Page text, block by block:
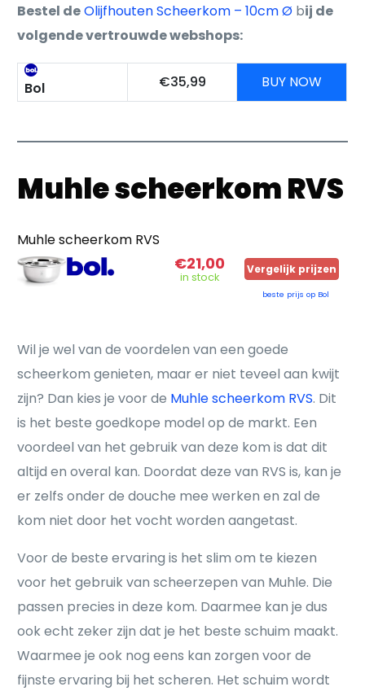
Bestel deOlijfhouten Scheerkom – 10cm Ø bij de
volgende vertrouwde webshops:
Bol €35,99 BUY NOW
Muhle scheerkom RVS
Muhle scheerkom RVS
€21,00
in stock
Vergelijk prijzen
beste prijs op Bol
Wil je wel van de voordelen van een goede
scheerkom genieten, maar er niet teveel aan kwijt
zijn? Dan kies je voor de Muhle scheerkom RVS. Dit
is het beste goedkope model op de markt. Een
voordeel van het gebruik van deze kom is dat dit
altijd en overal kan. Doordat deze van RVS is, kan je
er zelfs onder de douche mee werken en zal de
kom niet door het vocht worden aangetast.
Voor de beste ervaring is het slim om te kiezen
voor het gebruik van scheerzepen van Muhle. Die
passen precies in deze kom. Daarmee kan je dus
ook echt zeker zijn dat je het beste schuim maakt.
Waarmee je ook nog eens kan zorgen voor de
fijnste ervaring bij het scheren. Het schuim wordt